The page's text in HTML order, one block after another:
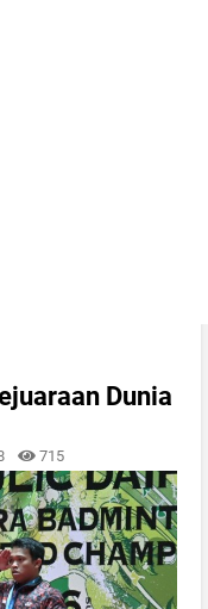
Dunia
715